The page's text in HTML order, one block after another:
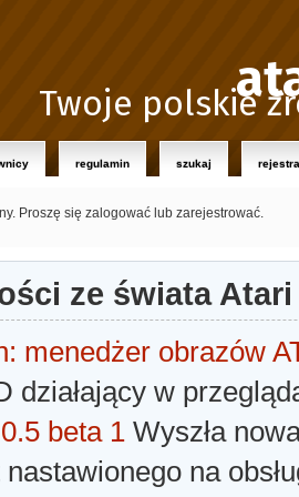
Twoje polskie
regulamin szukaj
Proszę się zalogować lub zarejestrować.
ze świata Atari
menedżer obrazów
działający w
beta 1 Wyszła
na